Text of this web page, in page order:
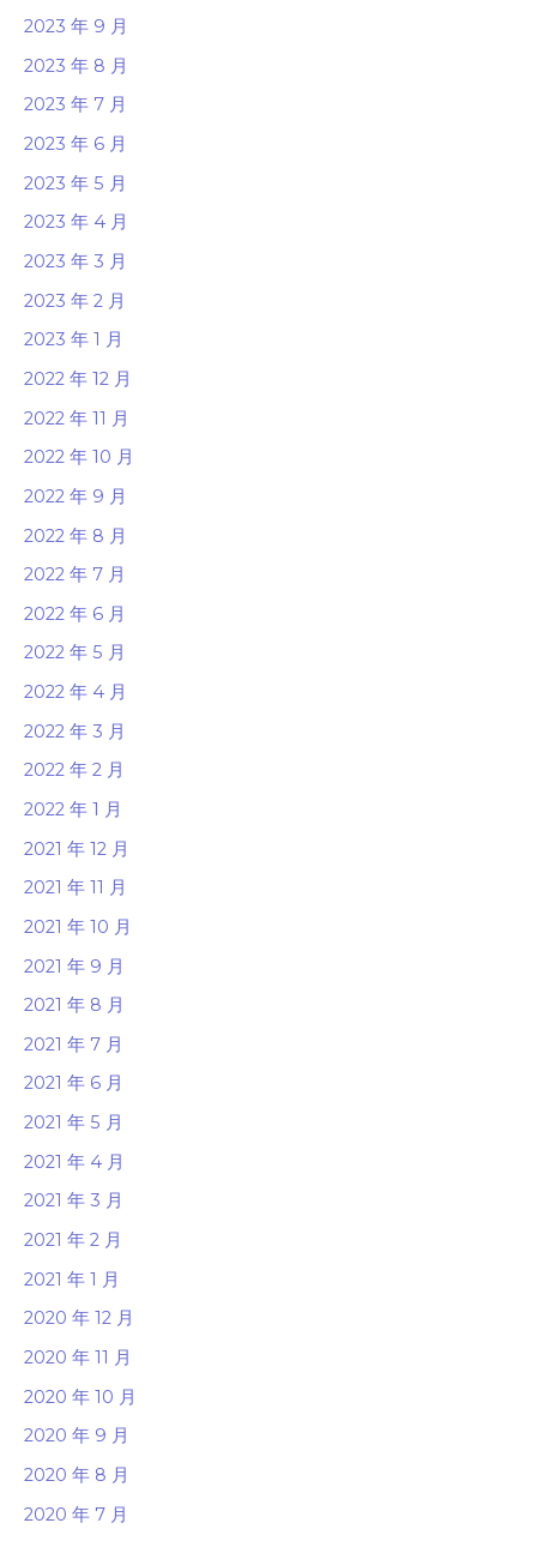
2023 年 9 月
2023 年 8 月
2023 年 7 月
2023 年 6 月
2023 年 5 月
2023 年 4 月
2023 年 3 月
2023 年 2 月
2023 年 1 月
2022 年 12 月
2022 年 11 月
2022 年 10 月
2022 年 9 月
2022 年 8 月
2022 年 7 月
2022 年 6 月
2022 年 5 月
2022 年 4 月
2022 年 3 月
2022 年 2 月
2022 年 1 月
2021 年 12 月
2021 年 11 月
2021 年 10 月
2021 年 9 月
2021 年 8 月
2021 年 7 月
2021 年 6 月
2021 年 5 月
2021 年 4 月
2021 年 3 月
2021 年 2 月
2021 年 1 月
2020 年 12 月
2020 年 11 月
2020 年 10 月
2020 年 9 月
2020 年 8 月
2020 年 7 月